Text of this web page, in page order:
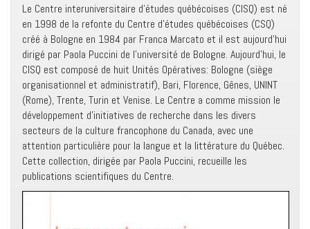
Le Centre interuniversitaire d’études québécoises (CISQ) est né
en 1998 de la refonte du Centre d’études québécoises (CSQ)
créé à Bologne en 1984 par Franca Marcato et il est aujourd’hui
dirigé par Paola Puccini de l’université de Bologne. Aujourd’hui, le
CISQ est composé de huit Unités Opératives: Bologne (siège
organisationnel et administratif), Bari, Florence, Gênes, UNINT
(Rome), Trente, Turin et Venise. Le Centre a comme mission le
développement d’initiatives de recherche dans les divers
secteurs de la culture francophone du Canada, avec une
attention particulière pour la langue et la littérature du Québec.
Cette collection, dirigée par Paola Puccini, recueille les
publications scientifiques du Centre.